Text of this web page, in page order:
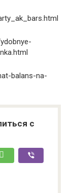
balans-na-
с